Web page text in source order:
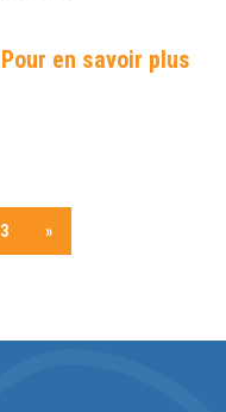
Pour en savoir plus
3 »